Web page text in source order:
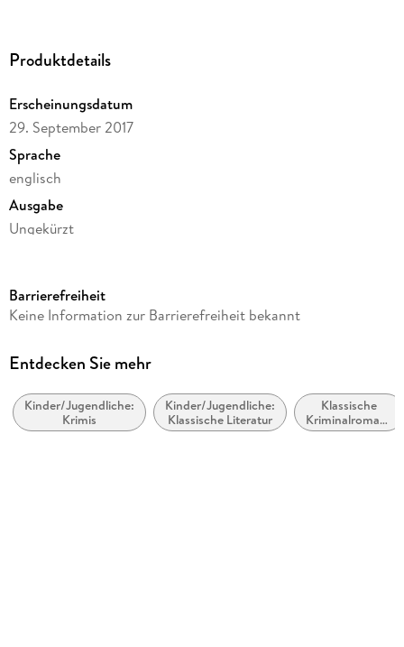
monster, showing that man is not always capable of
Produktdetails
Erscheinungsdatum
29. September 2017
Sprache
englisch
Ausgabe
Ungekürzt
Laufzeit
Reihe
Autor/Autorin
Mary Shelley
Barrierefreiheit
Keine Information zur Barrierefreiheit bekannt
Entdecken Sie mehr
Kinder/Jugendliche:
Krimis
Kinder/Jugendliche:
Klassische Literatur
Klassische
Kriminalromane
und Mystery